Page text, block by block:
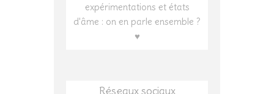
expérimentations et états
d'âme : on en parle ensemble ?
♥
Réseaux sociaux